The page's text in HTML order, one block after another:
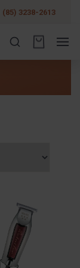
(85) 3238-2613